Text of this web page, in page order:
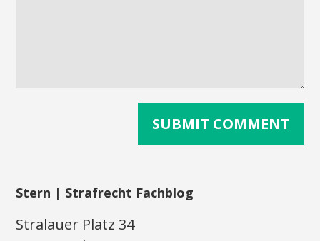
Stern | Strafrecht Fachblog
Stralauer Platz 34